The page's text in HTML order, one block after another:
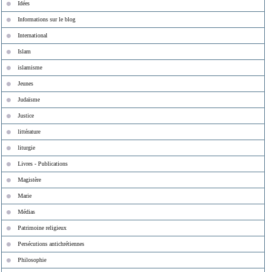
Idées
Informations sur le blog
International
Islam
islamisme
Jeunes
Judaïsme
Justice
littérature
liturgie
Livres - Publications
Magistère
Marie
Médias
Patrimoine religieux
Persécutions antichrétiennes
Philosophie